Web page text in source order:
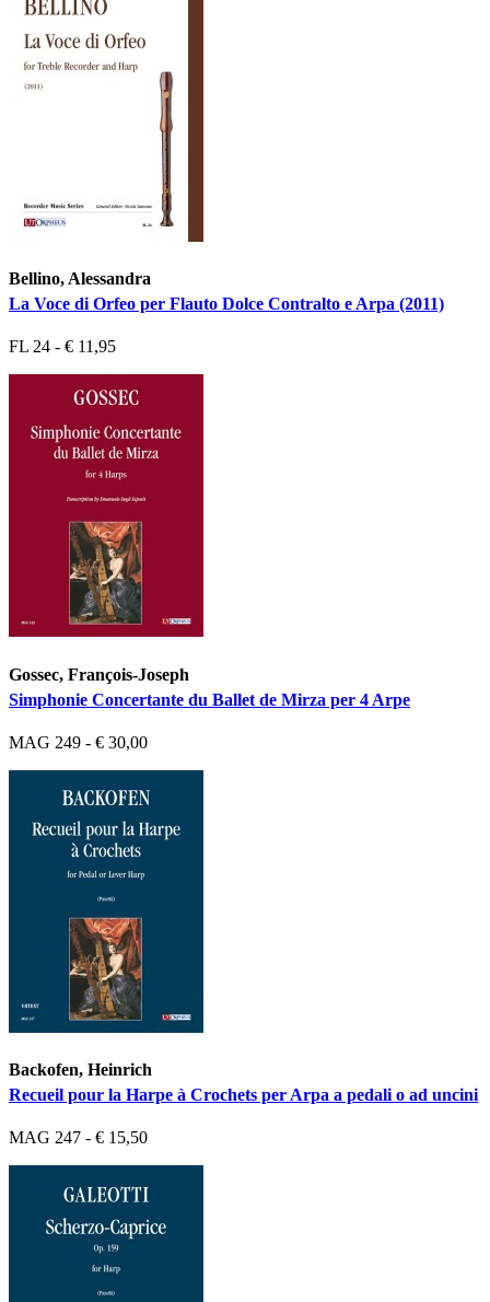
Bellino, Alessandra
La Voce di Orfeo per Flauto Dolce Contralto e Arpa (2011)
FL 24 - € 11,95
Gossec, François-Joseph
Simphonie Concertante du Ballet de Mirza per 4 Arpe
MAG 249 - € 30,00
Backofen, Heinrich
Recueil pour la Harpe à Crochets per Arpa a pedali o ad uncini
MAG 247 - € 15,50